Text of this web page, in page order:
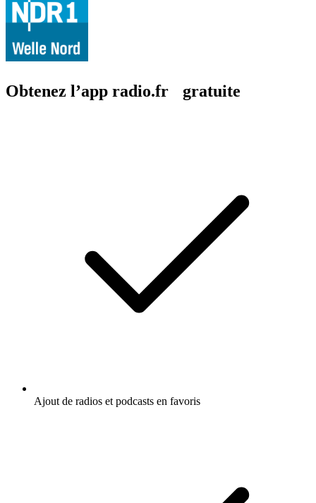
Obtenez l’app radio.fr gratuite
Ajout de radios et podcasts en favoris